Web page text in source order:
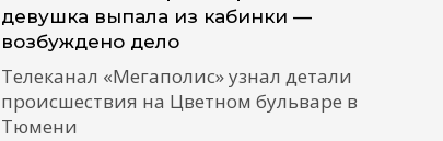
девушка выпала из кабинки —
возбуждено дело
Телеканал «Мегаполис» узнал детали
происшествия на Цветном бульваре в
Тюмени